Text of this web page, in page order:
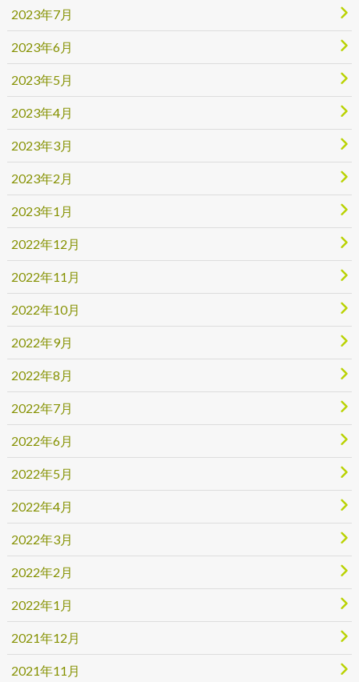
2023年7月
2023年6月
2023年5月
2023年4月
2023年3月
2023年2月
2023年1月
2022年12月
2022年11月
2022年10月
2022年9月
2022年8月
2022年7月
2022年6月
2022年5月
2022年4月
2022年3月
2022年2月
2022年1月
2021年12月
2021年11月